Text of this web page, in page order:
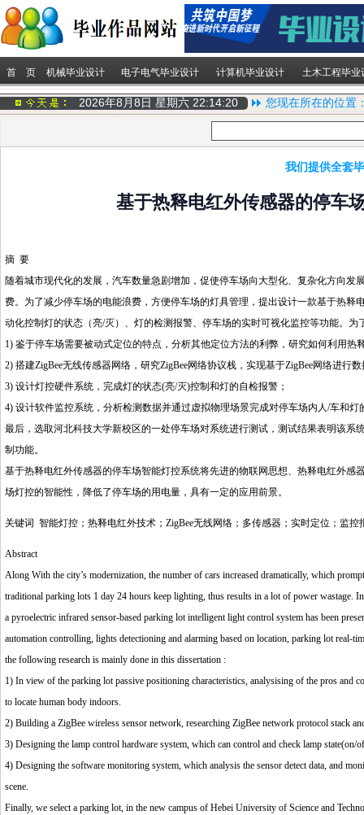
首 页 机械毕业设计 电子电气毕业设计 计算机毕业设计 土木工程毕业
2026年8月8日 星期六 22:14:21 您现在所在的位置
我们提供全套
基于热释电红外传感器的停车
摘 要
随着城市现代化的发展，汽车数量急剧增加，促使停车场向大型化、复杂化方向
费。为了减少停车场的电能浪费，方便停车场的灯具管理，提出设计一款基于热
动化控制灯的状态（亮/灭）、灯的检测报警、停车场的实时可视化监控等功能。
1) 鉴于停车场需要被动式定位的特点，分析其他定位方法的利弊，研究如何利用热
2) 搭建ZigBee无线传感器网络，研究ZigBee网络协议栈，实现基于ZigBee网络进行
3) 设计灯控硬件系统，完成灯的状态(亮/灭)控制和灯的自检报警；
4) 设计软件监控系统，分析检测数据并通过虚拟物理场景完成对停车场内人/车和灯
最后，选取河北科技大学新校区的一处停车场对系统进行测试，测试结果表明该
制功能。
基于热释电红外传感器的停车场智能灯控系统将先进的物联网思想、热释电红外
场灯控的智能性，降低了停车场的用电量，具有一定的应用前景。
关键词 智能灯控；热释电红外技术；ZigBee无线网络；多传感器；实时定位；监控
Abstract
Along With the city’s modernization, the number of cars increased dramatically, which
traditional parking lots 1 day 24 hours keep lighting, thus results in a lot of power wastage.
a pyroelectric infrared sensor-based parking lot intelligent light control system has been
automation controlling, lights detectioning and alarming based on location, parking lot real-
the following research is mainly done in this dissertation :
1) In view of the parking lot passive positioning characteristics, analysising of the pros and
to locate human body indoors.
2) Building a ZigBee wireless sensor network, researching ZigBee network protocol stack
3) Designing the lamp control hardware system, which can control and check lamp
4) Designing the software monitoring system, which analysis the sensor detect data, and
scene.
Finally, we select a parking lot, in the new campus of Hebei University of Science and